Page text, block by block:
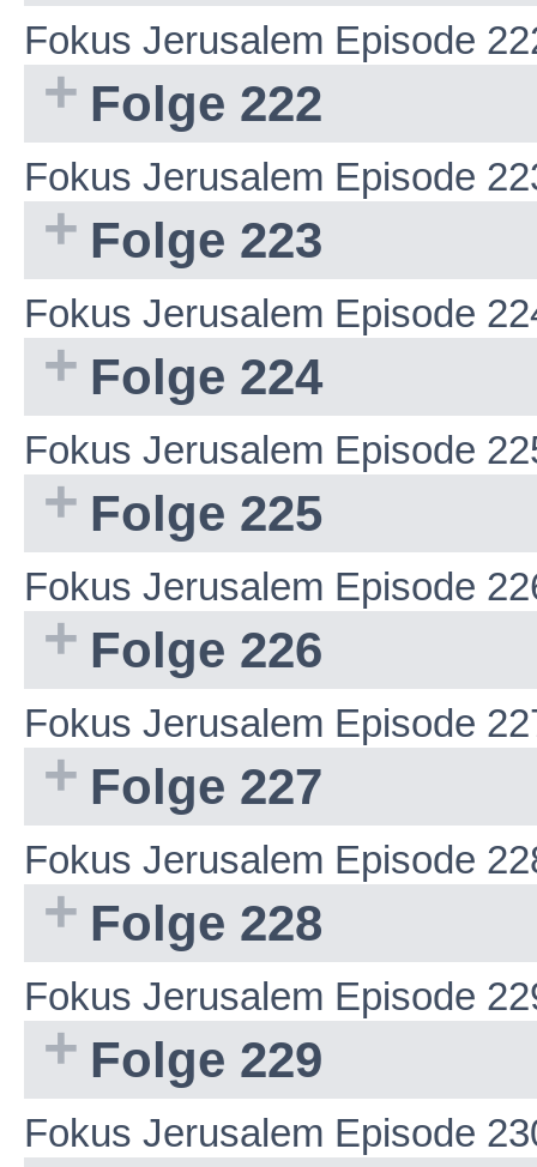
Fokus Jerusalem Episode
Folge 222
Fokus Jerusalem Episode
Folge 223
Fokus Jerusalem Episode
Folge 224
Fokus Jerusalem Episode
Folge 225
Fokus Jerusalem Episode
Folge 226
Fokus Jerusalem Episode
Folge 227
Fokus Jerusalem Episode
Folge 228
Fokus Jerusalem Episode
Folge 229
Fokus Jerusalem Episode